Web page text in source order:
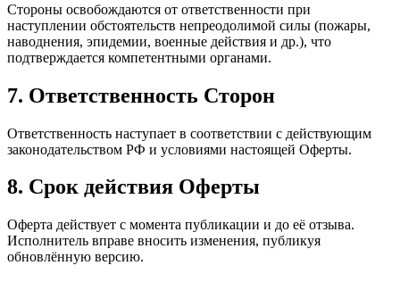
Стороны освобождаются от ответственности при
наступлении обстоятельств непреодолимой силы (пожары,
наводнения, эпидемии, военные действия и др.), что
подтверждается компетентными органами.
7. Ответственность Сторон
Ответственность наступает в соответствии с действующим
законодательством РФ и условиями настоящей Оферты.
8. Срок действия Оферты
Оферта действует с момента публикации и до её отзыва.
Исполнитель вправе вносить изменения, публикуя
обновлённую версию.